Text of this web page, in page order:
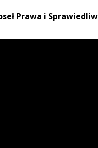
Prawa i